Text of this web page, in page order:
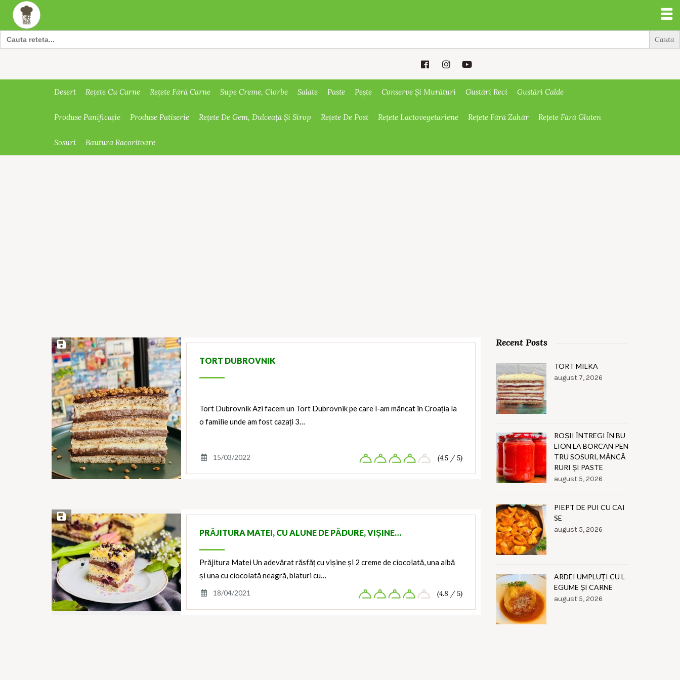
Search
for:
Desert Rețete Cu Carne Rețete Fără Carne Supe Creme, Ciorbe Salate Paste Pește Conserve Și Murături Gustări Reci Gustări Calde
Produse Panificație Produse Patiserie Rețete De Gem, Dulceață Și Sirop Rețete De Post Rețete Lactovegetariene Rețete Fără Zahăr Rețete Fără Gluten
Sosuri Bautura Racoritoare
Save Recipe
TORT DUBROVNIK
Tort Dubrovnik Azi facem un Tort Dubrovnik pe care l-am mâncat în Croația la
o familie unde am fost cazați 3…
15/03/2022 (4.5 / 5)
Save Recipe
PRĂJITURA MATEI, CU ALUNE DE PĂDURE, VIȘINE…
Prăjitura Matei Un adevărat răsfăț cu vișine și 2 creme de ciocolată, una albă
și una cu ciocolată neagră, blaturi cu…
18/04/2021 (4.8 / 5)
Recent Posts
TORT MILKA
august 7, 2026
ROȘII ÎNTREGI ÎN BU
LION LA BORCAN PEN
TRU SOSURI, MÂNCĂ
RURI ȘI PASTE
august 5, 2026
PIEPT DE PUI CU CAI
SE
august 5, 2026
ARDEI UMPLUȚI CU L
EGUME ȘI CARNE
august 5, 2026